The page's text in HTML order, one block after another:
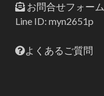
お問合せフォーム
Line ID: myn2651p
よくあるご質問